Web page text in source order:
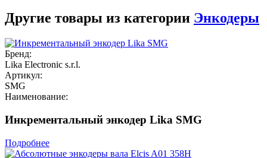
Другие товары из категории Энкодеры
Бренд:
Lika Electronic s.r.l.
Артикул:
SMG
Наименование:
Инкрементальный энкодер Lika SMG
Подробнее